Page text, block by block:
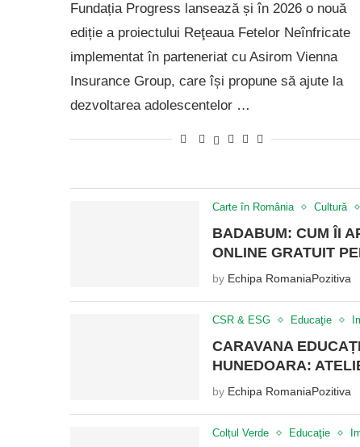
Fundația Progress lansează și în 2026 o nouă
ediție a proiectului Reţeaua Fetelor Neînfricate
implementat în parteneriat cu Asirom Vienna
Insurance Group, care își propune să ajute la
dezvoltarea adolescentelor …
Carte în România Cultură
BADABUM: CUM ÎI
ONLINE GRATUIT
by Echipa RomaniaPozitiva
CSR & ESG Educaţie
CARAVANA
HUNEDOARA:
by Echipa RomaniaPozitiva
Colțul Verde Educaţie